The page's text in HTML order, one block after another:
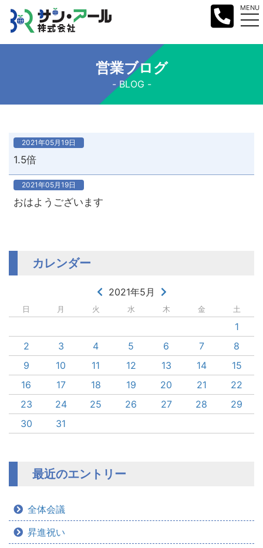
MENU
営業ブログ
BLOG
2021年05月19日
1.5倍
2021年05月19日
おはようございます
カレンダー
2021年5月
日 月 火 水 木 金 土
1
2
3 4 5 6 7
8
9
10 11 12 13 14
15
16
17 18 19 20 21
22
23
24 25 26 27 28
29
30
31
最近のエントリー
全体会議
昇進祝い